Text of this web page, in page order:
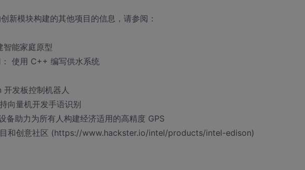
新模块构建的其他项目的信息，请参阅：
智能家庭原型
使用 C++ 编写供水系统
发板控制机器人
向量机开发手语识别
备助力为所有人构建经济适用的高精度 GPS
和创意社区 (https://www.hackster.io/intel/products/intel-edison)